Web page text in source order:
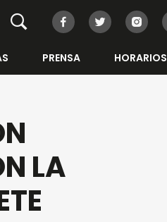
PRENSA HORARIOS
LA